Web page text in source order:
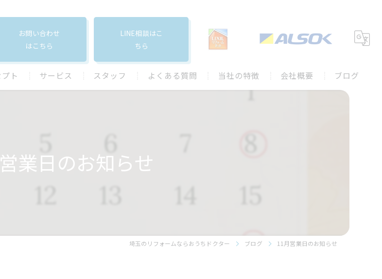
お問い合わせ
はこちら
LINE相談はこ
ちら
ト サービス スタッフ よくある質問 当社の特徴 会社概要 ブログ
業日のお知らせ
埼玉のリフォームならおうちドクター ブログ 11月営業日のお知らせ